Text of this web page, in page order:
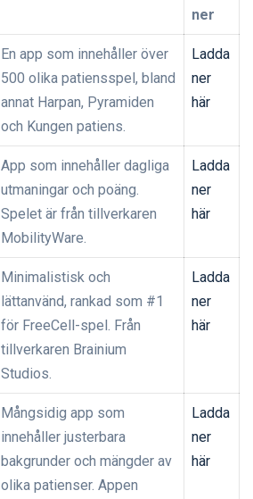
ner
En app som innehåller över
500 olika patiensspel, bland
annat Harpan, Pyramiden
och Kungen patiens.
Ladda
ner
här
App som innehåller dagliga
utmaningar och poäng.
Spelet är från tillverkaren
MobilityWare.
Ladda
ner
här
Minimalistisk och
lättanvänd, rankad som #1
för FreeCell-spel. Från
tillverkaren Brainium
Studios.
Ladda
ner
här
Mångsidig app som
innehåller justerbara
bakgrunder och mängder av
olika patienser. Appen
Ladda
ner
här